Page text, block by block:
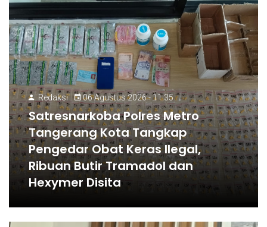
Redaksi 06 Agustus 2026 - 11:35
Satresnarkoba Polres Metro
Tangerang Kota Tangkap
Pengedar Obat Keras Ilegal,
Ribuan Butir Tramadol dan
Hexymer Disita